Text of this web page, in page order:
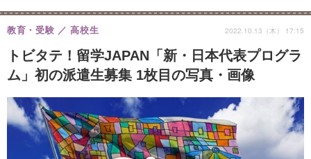
トビタテ！留学JAPAN「新・日本代表プログラ
ム」初の派遣生募集 1枚目の写真・画像
教育・受験 高校生 2022.10.13（木） 17:15